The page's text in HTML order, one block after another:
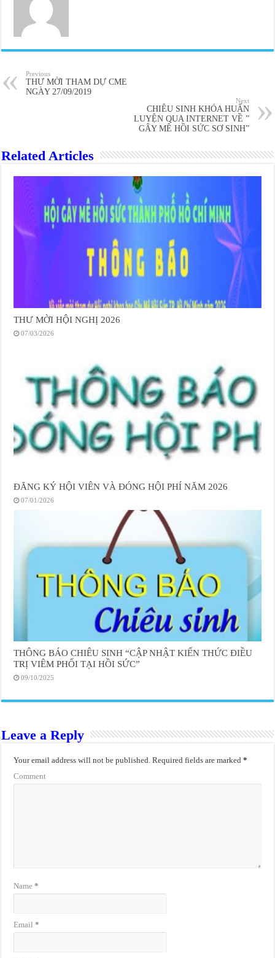
Previous
THƯ MỜI THAM DỰ CME
NGÀY 27/09/2019
Next
CHIÊU SINH KHÓA HUẤN
LUYỆN QUA INTERNET VỀ ”
GÂY MÊ HỒI SỨC SƠ SINH”
Related Articles
THƯ MỜI HỘI NGHỊ 2026
07/03/2026
ĐĂNG KÝ HỘI VIÊN VÀ ĐÓNG HỘI PHÍ NĂM 2026
07/01/2026
THÔNG BÁO CHIÊU SINH “CẬP NHẬT KIẾN THỨC ĐIỀU
TRỊ VIÊM PHỔI TẠI HỒI SỨC”
09/10/2025
Leave a Reply
Your email address will not be published. Required fields are marked*
Comment
Name*
Email*